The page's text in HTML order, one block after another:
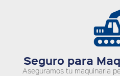
Seguro para
Aseguramos tu maquinaria